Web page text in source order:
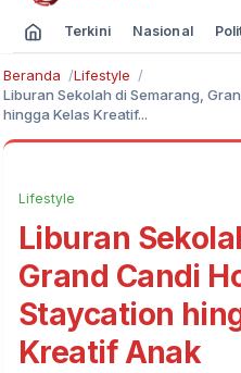
Terkini Nasional
Beranda
Lifestyle
Liburan Sekolah di Semarang,
hingga Kelas Kreatif...
Lifestyle
Liburan
Grand Candi
Staycation
Kreatif Anak